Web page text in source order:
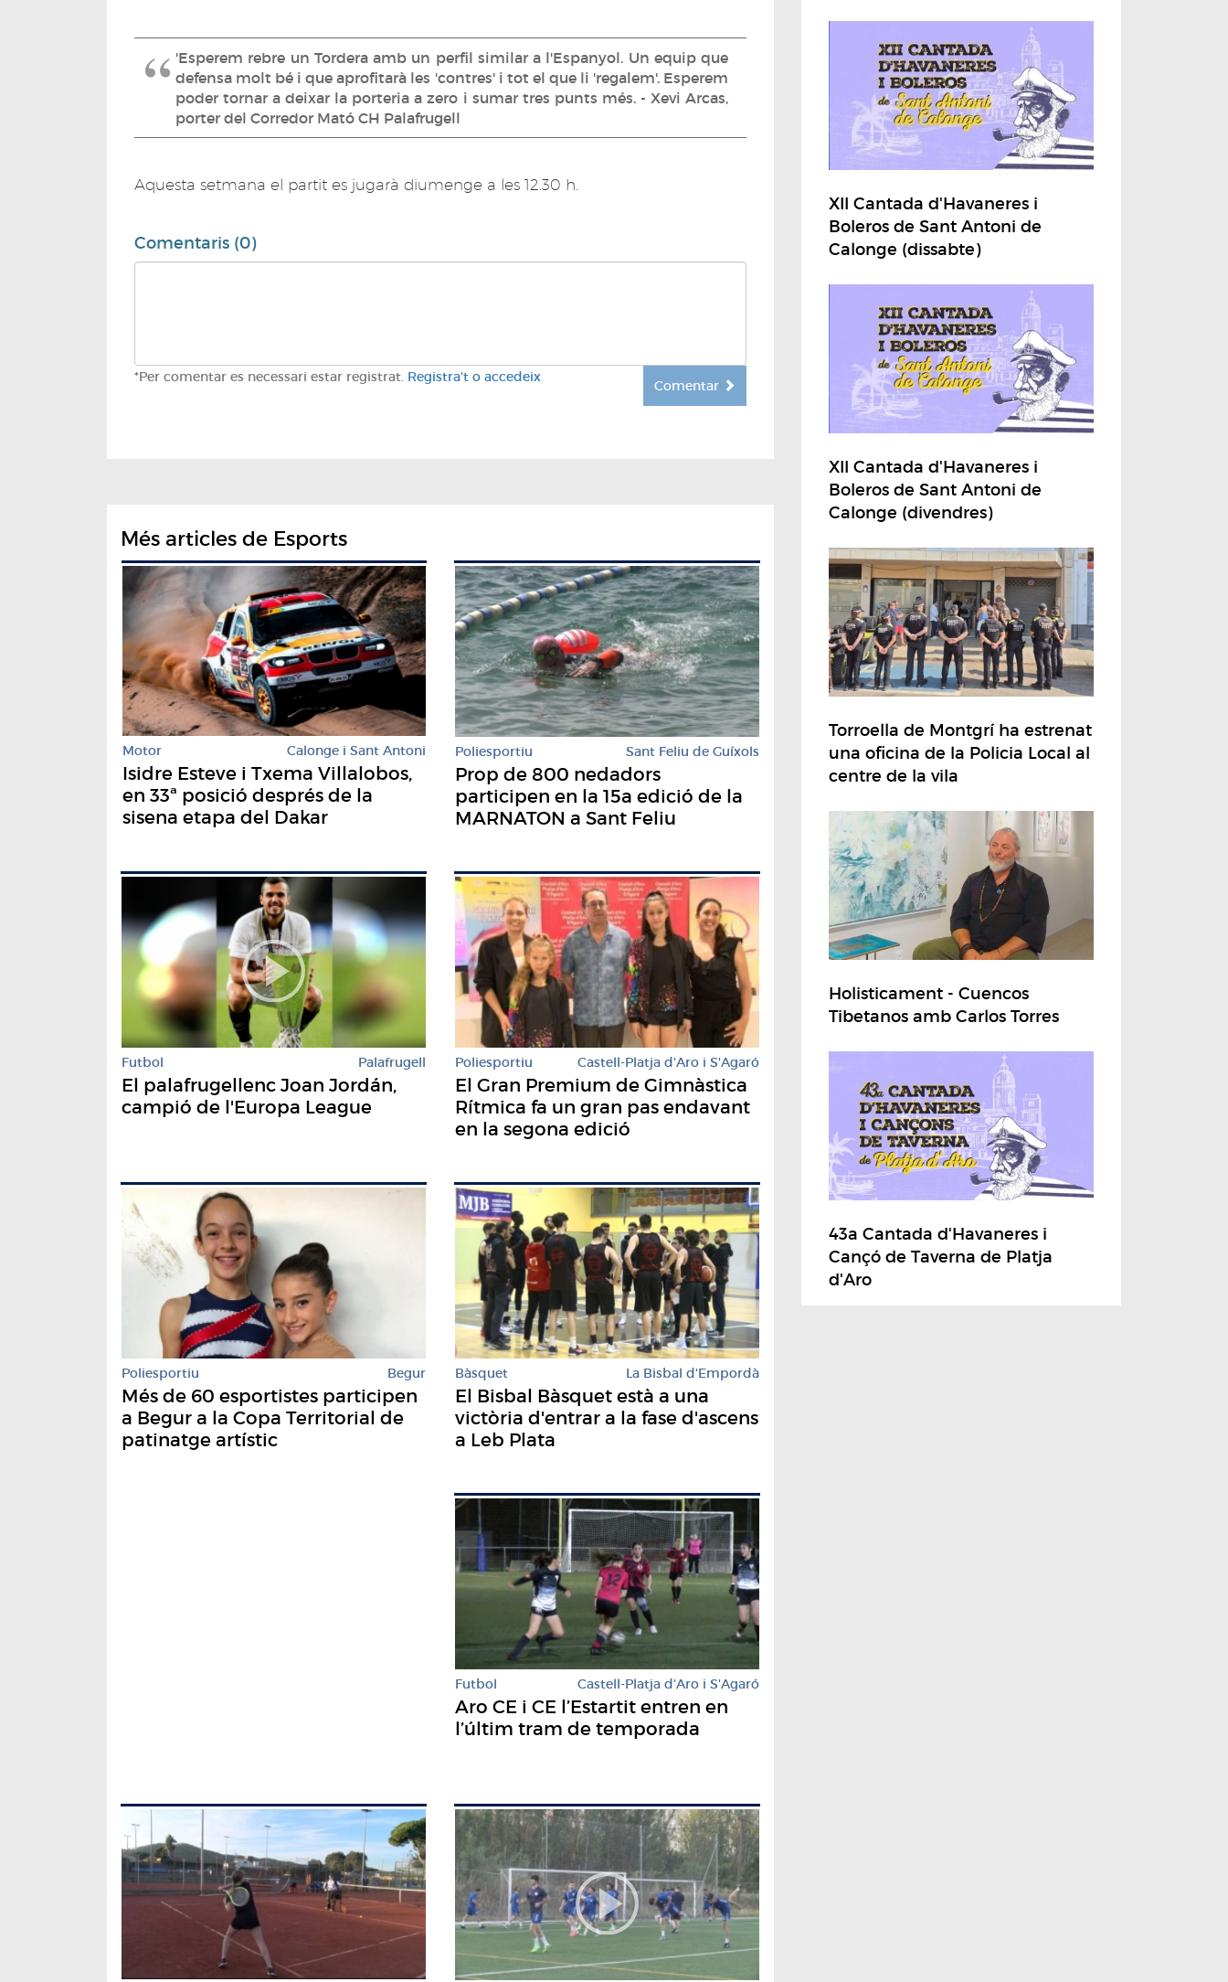
'Esperem rebre un Tordera amb un perfil similar a l'Espanyol. Un equip que
defensa molt bé i que aprofitarà les 'contres' i tot el que li 'regalem'. Esperem
poder tornar a deixar la porteria a zero i sumar tres punts més. - Xevi Arcas,
porter del Corredor Mató CH Palafrugell
Aquesta setmana el partit es jugarà diumenge a les 12.30 h.
Comentaris (0)
*Per comentar es necessari estar registrat. Registra't o accedeix
Comentar
Més articles de Esports
Motor Calonge i Sant Antoni
Isidre Esteve i Txema Villalobos,
en 33ª posició després de la
sisena etapa del Dakar
Poliesportiu Sant Feliu de Guíxols
Prop de 800 nedadors
participen en la 15a edició de la
MARNATON a Sant Feliu
Futbol Palafrugell
El palafrugellenc Joan Jordán,
campió de l'Europa League
Poliesportiu Castell-Platja d'Aro i S'Agaró
El Gran Premium de Gimnàstica
Rítmica fa un gran pas endavant
en la segona edició
Poliesportiu Begur
Més de 60 esportistes participen
a Begur a la Copa Territorial de
patinatge artístic
Bàsquet La Bisbal d'Empordà
El Bisbal Bàsquet està a una
victòria d'entrar a la fase d'ascens
a Leb Plata
Futbol Castell-Platja d'Aro i S'Agaró
Aro CE i CE l’Estartit entren en
l’últim tram de temporada
XII Cantada d'Havaneres i
Boleros de Sant Antoni de
Calonge (dissabte)
XII Cantada d'Havaneres i
Boleros de Sant Antoni de
Calonge (divendres)
Torroella de Montgrí ha estrenat
una oficina de la Policia Local al
centre de la vila
Holisticament - Cuencos
Tibetanos amb Carlos Torres
43a Cantada d'Havaneres i
Cançó de Taverna de Platja
d'Aro